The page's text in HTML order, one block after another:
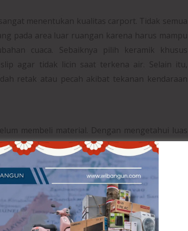
menentukan kualitas carport. Tidak semua
pada area luar ruangan karena harus mampu
cuaca. Sebaiknya pilih keramik khusus
agar tidak licin saat terkena air. Selain itu,
retak atau pecah akibat tekanan kendaraan
membeli material. Dengan mengetahui luas
semen, pasir, nat, serta material pendukung
mengurangi risiko kekurangan maupun
Sebagai antisipasi, disarankan menambah
apabila terjadi kerusakan atau kesalahan